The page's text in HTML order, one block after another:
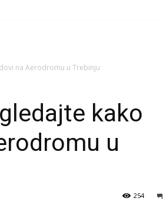
na Aerodromu u Trebinju
kako
u
254